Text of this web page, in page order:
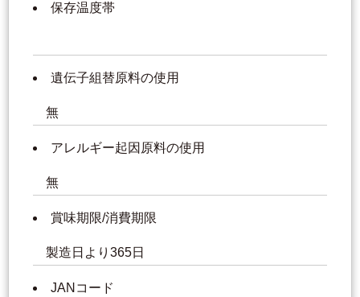
保存温度帯
遺伝子組替原料の使用
無
アレルギー起因原料の使用
無
賞味期限/消費期限
製造日より365日
JANコード